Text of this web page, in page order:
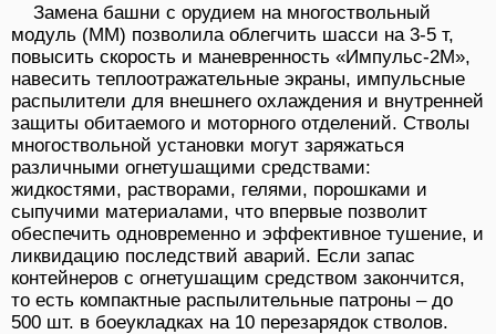
Замена башни с орудием на многоствольный
модуль (ММ) позволила облегчить шасси на 3-5 т,
повысить скорость и маневренность «Импульс-2М»,
навесить теплоотражательные экраны, импульсные
распылители для внешнего охлаждения и внутренней
защиты обитаемого и моторного отделений. Стволы
многоствольной установки могут заряжаться
различными огнетушащими средствами:
жидкостями, растворами, гелями, порошками и
сыпучими материалами, что впервые позволит
обеспечить одновременно и эффективное тушение, и
ликвидацию последствий аварий. Если запас
контейнеров с огнетушащим средством закончится,
то есть компактные распылительные патроны – до
500 шт. в боеукладках на 10 перезарядок стволов.